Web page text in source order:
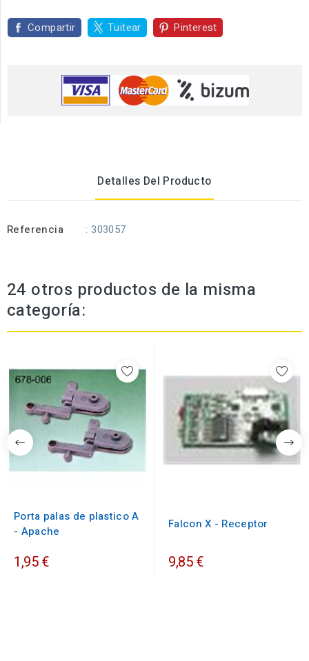
Compartir Tuitear Pinterest
Detalles Del Producto
Referencia : 303057
24 otros productos de la misma
categoría:
Porta palas de plastico A
- Apache
1,95 €
Falcon X - Receptor
9,85 €